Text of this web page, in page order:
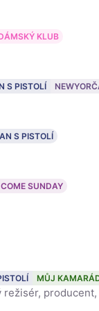
KLUB
S PISTOLÍ
S PISTOLÍ
COME SUNDAY
MŮJ